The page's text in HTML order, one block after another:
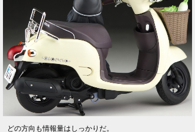
どの方向も情報量はしっかりだ。